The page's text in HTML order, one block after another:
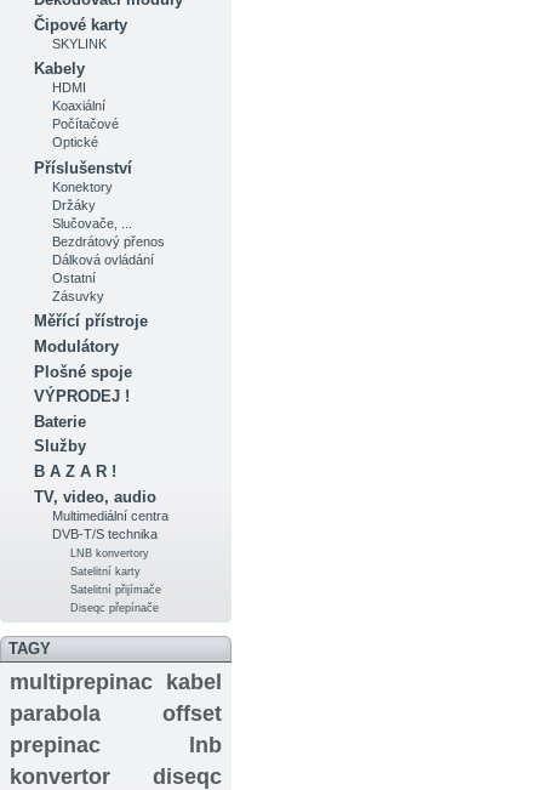
Čipové karty
SKYLINK
Kabely
HDMI
Koaxiální
Počítačové
Optické
Příslušenství
Konektory
Držáky
Slučovače, ...
Bezdrátový přenos
Dálková ovládání
Ostatní
Zásuvky
Měřící přístroje
Modulátory
Plošné spoje
VÝPRODEJ !
Baterie
Služby
B A Z A R !
TV, video, audio
Multimediální centra
DVB-T/S technika
LNB konvertory
Satelitní karty
Satelitní přijímače
Diseqc přepínače
TAGY
multiprepinac
kabel
parabola
offset
prepinac
lnb
konvertor
diseqc